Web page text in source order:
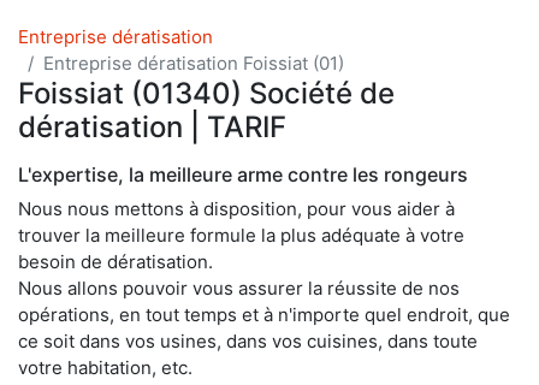
Entreprise dératisation
Entreprise dératisation Foissiat (01)
Foissiat (01340) Société de
dératisation | TARIF
L'expertise, la meilleure arme contre les rongeurs
Nous nous mettons à disposition, pour vous aider à
trouver la meilleure formule la plus adéquate à votre
besoin de dératisation.
Nous allons pouvoir vous assurer la réussite de nos
opérations, en tout temps et à n'importe quel endroit, que
ce soit dans vos usines, dans vos cuisines, dans toute
votre habitation, etc.